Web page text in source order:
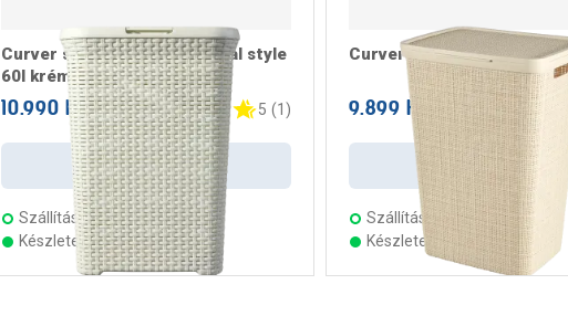
Curver szennyestartó natural style
60l krém
10.990 Ft / darab 5 (1 )
Kosárba
Szállítás: 2 munkanap
Készleten 21 áruházban
Curver jute szennyestartó
9.899 Ft / darab
Kosárba
Szállítás:
2 munkanap
Készleten 22 áruházban